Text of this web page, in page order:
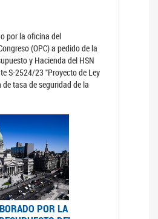
por la oficina del
(OPC) a pedido de la
y Hacienda del HSN
S-2524/23 "Proyecto de Ley
tasa de seguridad de la
POR LA